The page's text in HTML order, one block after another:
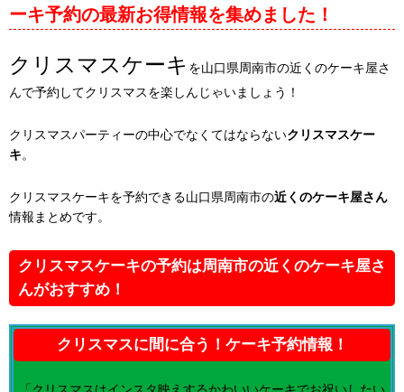
ーキ予約の最新お得情報を集めました！
クリスマスケーキ を山口県周南市の近くのケーキ屋さ
んで予約してクリスマスを楽しんじゃいましょう！
クリスマスパーティーの中心でなくてはならないクリスマスケー
キ。
クリスマスケーキを予約できる山口県周南市の近くのケーキ屋さん
情報まとめです。
クリスマスケーキの予約は周南市の近くのケーキ屋さ
んがおすすめ！
クリスマスに間に合う！ケーキ予約情報！
「クリスマスはインスタ映えするかわいいケーキでお祝いしたい